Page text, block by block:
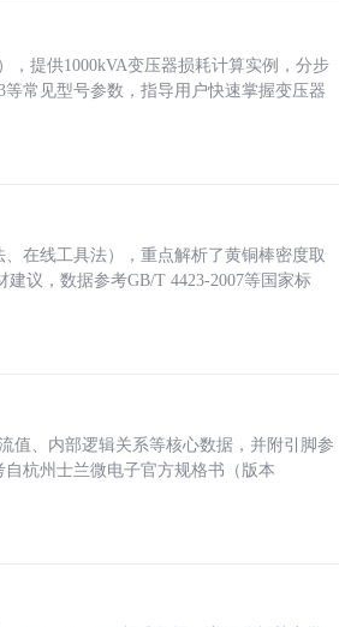
，提供1000kVA变压器损耗计算实例，分步
常见型号参数，指导用户快速掌握变压器
在线工具法），重点解析了黄铜棒密度取
议，数据参考GB/T 4423-2007等国家标
值、内部逻辑关系等核心数据，并附引脚参
杭州士兰微电子官方规格书（版本